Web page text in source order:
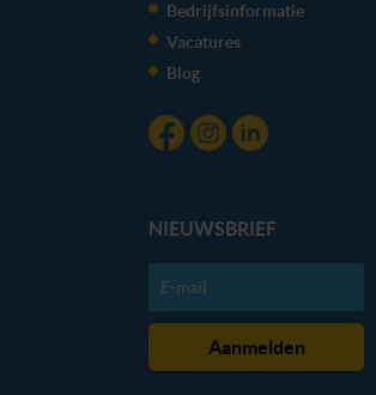
Bedrijfsinformatie
Vacatures
Blog
NIEUWSBRIEF